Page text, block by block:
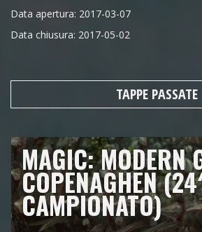
Data apertura: 2017-03-07
Data chiusura: 2017-05-02
TAPPE PASSATE
MAGIC: MODERN
COPENAGHEN
CAMPIONATO)